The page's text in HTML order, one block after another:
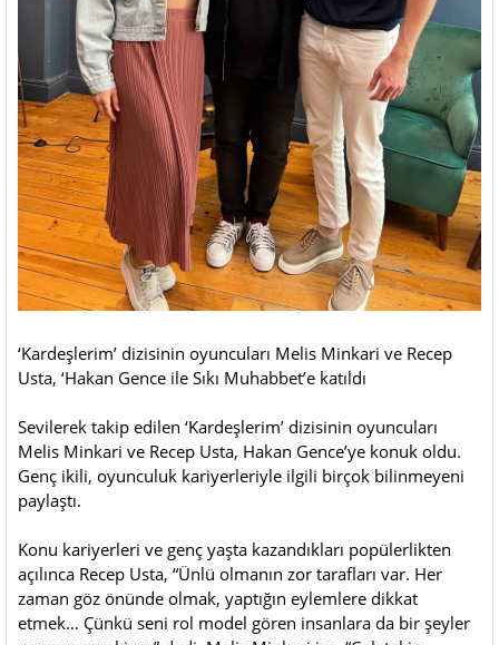
‘Kardeşlerim’ dizisinin oyuncuları Melis Minkari ve Recep
Usta, ‘Hakan Gence ile Sıkı Muhabbet’e katıldı
Sevilerek takip edilen ‘Kardeşlerim’ dizisinin oyuncuları
Melis Minkari ve Recep Usta, Hakan Gence’ye konuk oldu.
Genç ikili, oyunculuk kariyerleriyle ilgili birçok bilinmeyeni
paylaştı.
Konu kariyerleri ve genç yaşta kazandıkları popülerlikten
açılınca Recep Usta, “Ünlü olmanın zor tarafları var. Her
zaman göz önünde olmak, yaptığın eylemlere dikkat
etmek… Çünkü seni rol model gören insanlara da bir şeyler